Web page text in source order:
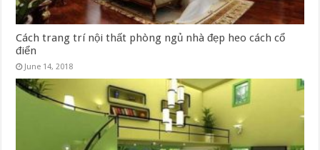
Cách trang trí nội thất phòng ngủ nhà đẹp heo cách cổ
điển
June 14, 2018